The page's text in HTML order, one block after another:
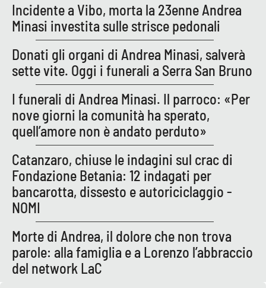
PROGETTI
SPECIALI
Buona Sanità Calabria
LA
CALABRIAVISIONE
Destinazioni
Eventi
Food
LAC
NETWORK
Incidente a Vibo, morta la 23enne Andrea
Minasi investita sulle strisce pedonali
Donati gli organi di Andrea Minasi, salverà
sette vite. Oggi i funerali a Serra San Bruno
I funerali di Andrea Minasi. Il parroco: «Per
nove giorni la comunità ha sperato,
quell’amore non è andato perduto»
Catanzaro, chiuse le indagini sul crac di
Fondazione Betania: 12 indagati per
bancarotta, dissesto e autoriciclaggio -
NOMI
Morte di Andrea, il dolore che non trova
parole: alla famiglia e a Lorenzo l’abbraccio
del network LaC